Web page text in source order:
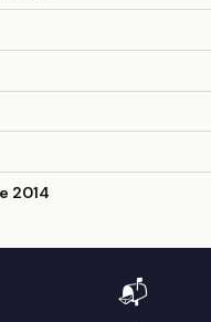
2014
📬